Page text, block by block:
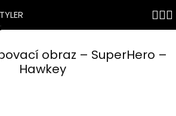
obraz – SuperHero –
Hawkey